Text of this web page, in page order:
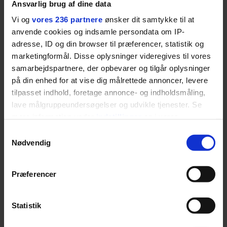
Ansvarlig brug af dine data
Vi og vores 236 partnere ønsker dit samtykke til at
anvende cookies og indsamle persondata om IP-
adresse, ID og din browser til præferencer, statistik og
marketingformål. Disse oplysninger videregives til vores
samarbejdspartnere, der opbevarer og tilgår oplysninger
på din enhed for at vise dig målrettede annoncer, levere
tilpasset indhold, foretage annonce- og indholdsmåling,
lave målgruppeundersøgelser og udvikle tjenester. Se
tilbage eller ændre indstillinger fra vores
"Cookiedeklaration", eller ved at trykke på "Privacy
Nødvendig
Præferencer
Statistik
blevet voksen. Her indtager
Danmarks største popstjerne selv
fortællerens plads i et portræt om
arv, angst, familieliv, frygten for
at miste stemmen og den
livsglæde, han nægter at give slip
på.
SPONSORERET INDHOLD
banen
med Australian Open cementerer BOSS sin position i
krydsfeltet mellem tennis, performance og moderne